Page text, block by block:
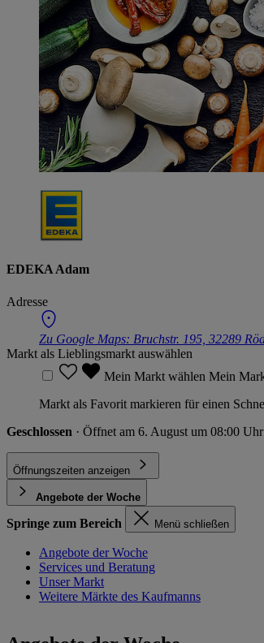
EDEKA Adam
Adresse
Zu Google Maps: Bruchstr. 195, 32289
Markt als Lieblingsmarkt auswählen
Mein Markt wählen Mein
Markt als Favorit markieren für einen
Geschlossen · Öffnet am 6. August um 08:00 Uhr
Öffnungszeiten anzeigen
Angebote der Woche
Springe zum Bereich Menü schließen
Angebote der Woche
Services und Beratung
Unser Markt
Weitere Märkte des Kaufmanns